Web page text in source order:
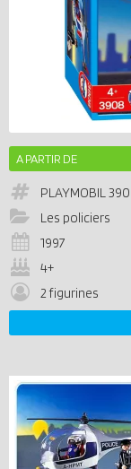
A PARTIR DE
PLAYMOBIL
Les policiers
1997
4+
2 figurines